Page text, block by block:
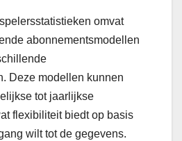
omvat
abonnementsmodellen
Deze modellen kunnen
tot jaarlijkse
flexibiliteit biedt op basis
wilt tot de gegevens.